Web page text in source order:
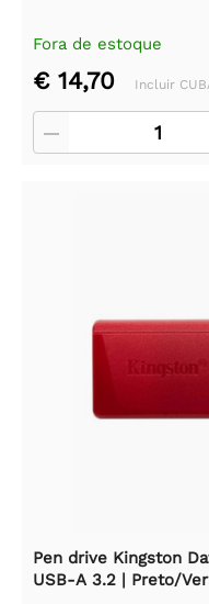
Fora de estoque
€ 14,70 Incluir
Pen drive Kingston
USB-A 3.2 | Preto/